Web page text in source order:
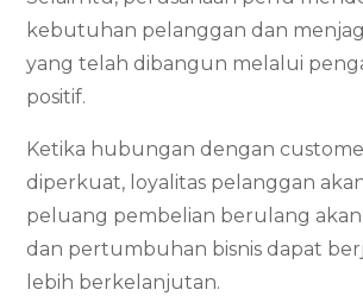
kebutuhan pelanggan dan
yang telah dibangun melalui
positif.
Ketika hubungan dengan
diperkuat, loyalitas pelanggan
peluang pembelian berulang
dan pertumbuhan bisnis dapat
lebih berkelanjutan.